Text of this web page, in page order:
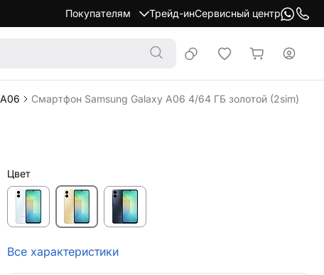
Покупателям Трейд-инСервисный центр
Смартфон Samsung Galaxy A06 4/64 ГБ золотой (2sim)
Цвет
Все характеристики